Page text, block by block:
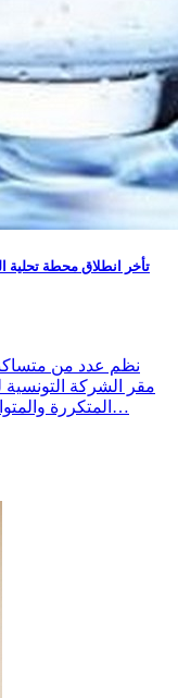
تأخر انطلاق محطة تحلية
نظم عدد من
مقر الشركة التونسية
المتكررة والمتواصلة لمياه الشرب. وفي سياق متصل أوضح…